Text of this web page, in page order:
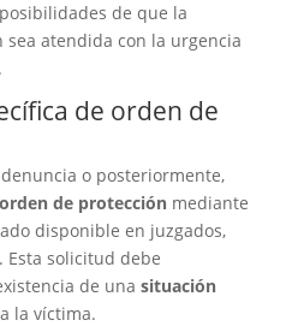
de que la
atendida con la urgencia
de orden de
o posteriormente,
orden de protecciónmediante
disponible en juzgados,
Esta solicitud debe
de una situación
la víctima.